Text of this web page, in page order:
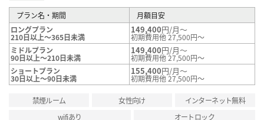
プラン名・期間
月額目安
ロングプラン
210日以上～365日未満
149,400円/月～
初期費用他 27,500円～
ミドルプラン
90日以上～210日未満
149,400円/月～
初期費用他 27,500円～
ショートプラン
30日以上～90日未満
155,400円/月～
初期費用他 27,500円～
禁煙ルーム 女性向け
インターネット無料
wifiあり
オートロック